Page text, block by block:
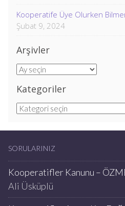
Kooperatife Üye Olurken
Şubat 9, 2024
Arşivler
Arşivler
Kategoriler
Kategoriler
SORULARINIZ
Kooperatifler Kanunu –
Ali Üsküplü